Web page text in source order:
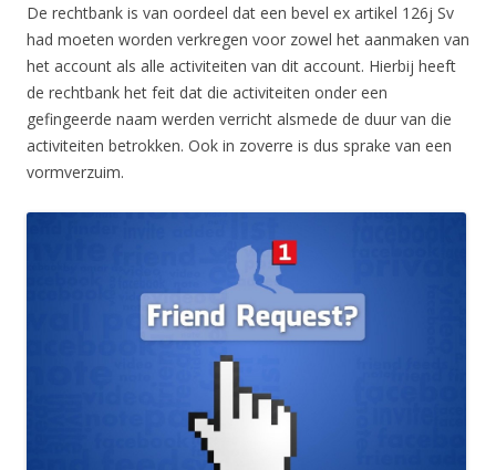
De rechtbank is van oordeel dat een bevel ex artikel 126j Sv
had moeten worden verkregen voor zowel het aanmaken van
het account als alle activiteiten van dit account. Hierbij heeft
de rechtbank het feit dat die activiteiten onder een
gefingeerde naam werden verricht alsmede de duur van die
activiteiten betrokken. Ook in zoverre is dus sprake van een
vormverzuim.